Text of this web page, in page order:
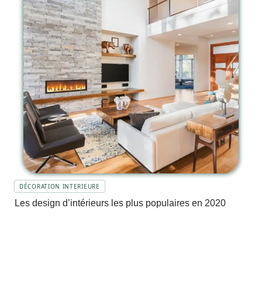
DÉCORATION INTERIEURE
Les design d’intérieurs les plus populaires en 2020